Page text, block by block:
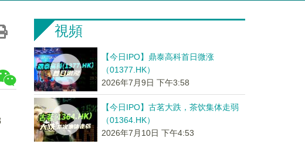
視頻
【今日IPO】鼎泰高科首日微涨
（01377.HK）
2026年7月9日 下午3:58
【今日IPO】古茗大跌，茶饮集体走弱
（01364.HK）
2026年7月10日 下午4:53